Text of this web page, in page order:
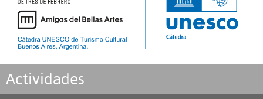
Actividades